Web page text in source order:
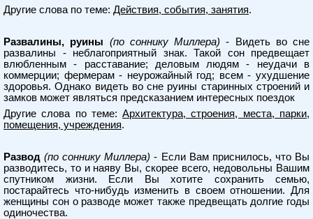
Другие слова по теме: Действия, события, занятия.
Развалины, руины (по соннику Миллера) - Видеть во сне
развалины - неблагоприятный знак. Такой сон предвещает
влюбленным - расставание; деловым людям - неудачи в
коммерции; фермерам - неурожайный год; всем - ухудшение
здоровья. Однако видеть во сне руины старинных строений и
замков может являться предсказанием интересных поездок
Другие слова по теме:Архитектура, строения, места, парки,
помещения, учреждения.
Развод (по соннику Миллера) - Если Вам приснилось, что Вы
разводитесь, то и наяву Вы, скорее всего, недовольны Вашим
спутником жизни. Если Вы хотите сохранить семью,
постарайтесь что-нибудь изменить в своем отношении. Для
женщины сон о разводе может также предвещать долгие годы
одиночества.